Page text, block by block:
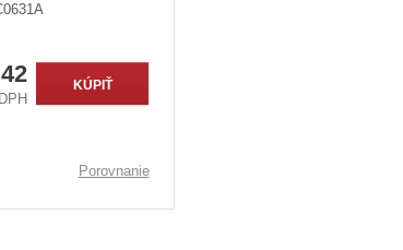
KÚPIŤ
Porovnanie